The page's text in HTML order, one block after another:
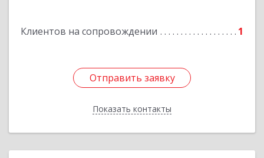
Клиентов на сопровождении 1
Отправить заявку
Показать контакты
Подробнее
Отправить заявку
Назад